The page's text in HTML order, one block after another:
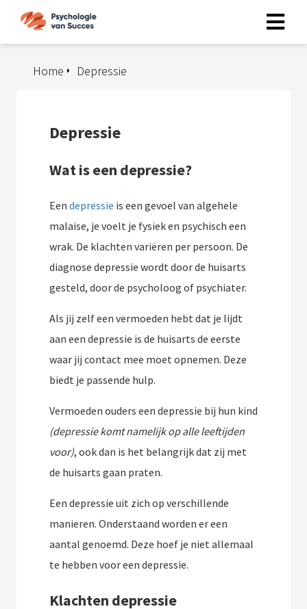
Depressie
Home
Depressie
Wat is een depressie?
Een depressie is een gevoel van algehele
malaise, je voelt je fysiek en psychisch een
wrak. De klachten variëren per persoon. De
diagnose depressie wordt door de huisarts
gesteld, door de psycholoog of psychiater.
Als jij zelf een vermoeden hebt dat je lijdt
aan een depressie is de huisarts de eerste
waar jij contact mee moet opnemen. Deze
biedt je passende hulp.
Vermoeden ouders een depressie bij hun kind
(depressie komt namelijk op alle leeftijden
voor), ook dan is het belangrijk dat zij met
de huisarts gaan praten.
Een depressie uit zich op verschillende
manieren. Onderstaand worden er een
aantal genoemd. Deze hoef je niet allemaal
te hebben voor een depressie.
Klachten depressie